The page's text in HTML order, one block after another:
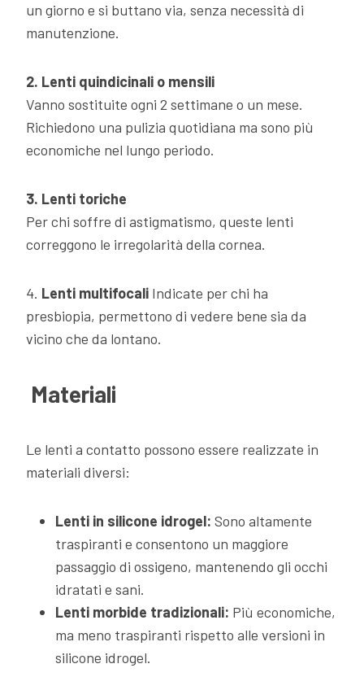
un giorno e si buttano via, senza necessità di
manutenzione.
2. Lenti quindicinali o mensili
Vanno sostituite ogni 2 settimane o un mese.
Richiedono una pulizia quotidiana ma sono più
economiche nel lungo periodo.
3. Lenti toriche
Per chi soffre di astigmatismo, queste lenti
correggono le irregolarità della cornea.
4. Lenti multifocali Indicate per chi ha
presbiopia, permettono di vedere bene sia da
vicino che da lontano.
Materiali
Le lenti a contatto possono essere realizzate in
materiali diversi:
Lenti in silicone idrogel: Sono altamente
traspiranti e consentono un maggiore
passaggio di ossigeno, mantenendo gli occhi
idratati e sani.
Lenti morbide tradizionali: Più economiche,
ma meno traspiranti rispetto alle versioni in
silicone idrogel.